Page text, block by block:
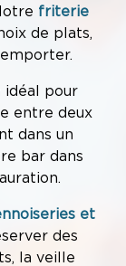
friterie
de plats,
idéal pour
entre deux
dans un
bar dans
et
des
la veille